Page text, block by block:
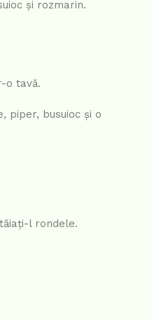
și rozmarin.
o tavă.
piper, busuioc și o
l rondele.